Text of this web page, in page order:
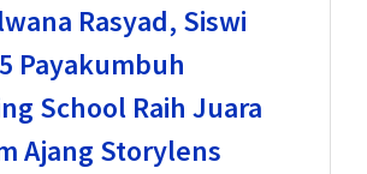
Rasyad, Siswi
Payakumbuh
School Raih Juara
Ajang Storylens